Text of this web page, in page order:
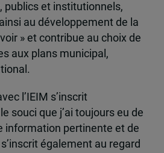
publics et institutionnels,
au développement de la
» et contribue au choix de
aux plans municipal,
l’IEIM s’inscrit
souci que j’ai toujours eu de
information pertinente et de
également au regard